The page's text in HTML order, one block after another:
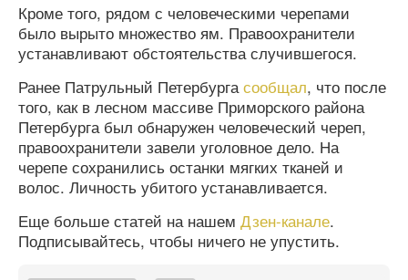
Кроме того, рядом с человеческими черепами
было вырыто множество ям. Правоохранители
устанавливают обстоятельства случившегося.
Ранее Патрульный Петербургасообщал, что после
того, как в лесном массиве Приморского района
Петербурга был обнаружен человеческий череп,
правоохранители завели уголовное дело. На
черепе сохранились останки мягких тканей и
волос. Личность убитого устанавливается.
Еще больше статей на нашем Дзен-канале.
Подписывайтесь, чтобы ничего не упустить.